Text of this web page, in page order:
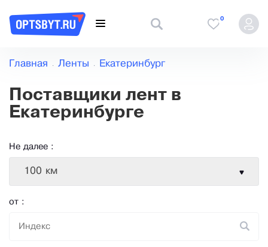
0
Главная Ленты Екатеринбург
Поставщики лент в
Екатеринбурге
Не далее :
100 км
от :